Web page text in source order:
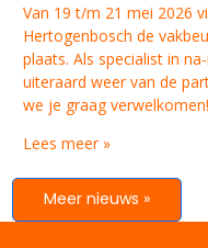
Van 19 t/m 21 mei 2026
Hertogenbosch de
plaats. Als specialist in
uiteraard weer van de
we je graag verwelkomen!
Lees meer »
Meer nieuws »